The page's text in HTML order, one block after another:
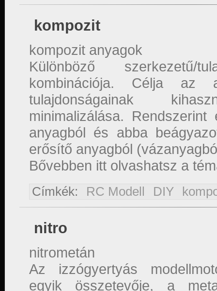
kompozit
kompozit anyagok
Különböző szerkezetű/
kombinációja. Célja az
tulajdonságainak
minimalizálása.
anyagból és abba
erősítő anyagból
Bővebben itt olvashatsz a
Címkék: RC Modell DIY
nitro
nitrometán
Az izzógyertyás
egyik összetevője, a